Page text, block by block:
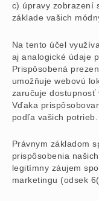
c) úpravy zobrazení
základe vašich
Na tento účel
aj analogické údaje
Prispôsobená
umožňuje webovú
zaručuje dostupnosť
Vďaka
podľa vašich potrieb.
Právnym základom
prispôsobenia
legitímny záujem
marketingu (odsek